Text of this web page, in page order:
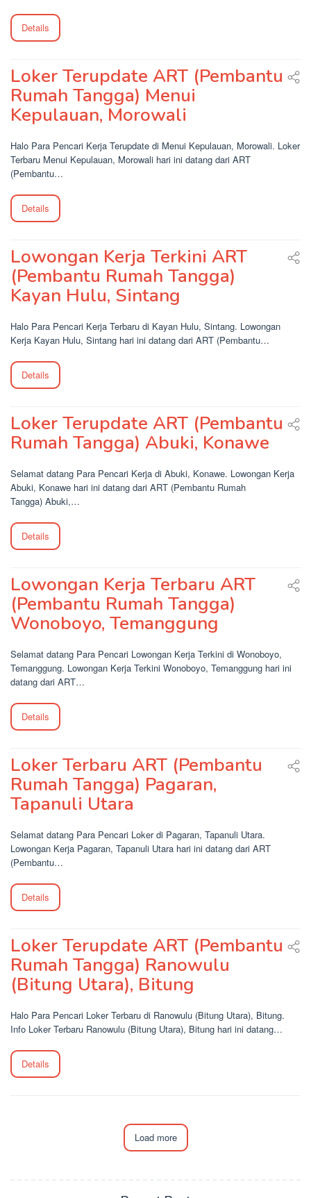
Details
Loker Terupdate ART (Pembantu
Rumah Tangga) Menui
Kepulauan, Morowali
Halo Para Pencari Kerja Terupdate di Menui Kepulauan, Morowali. Loker
Terbaru Menui Kepulauan, Morowali hari ini datang dari ART
(Pembantu…
Details
Lowongan Kerja Terkini ART
(Pembantu Rumah Tangga)
Kayan Hulu, Sintang
Halo Para Pencari Kerja Terbaru di Kayan Hulu, Sintang. Lowongan
Kerja Kayan Hulu, Sintang hari ini datang dari ART (Pembantu…
Details
Loker Terupdate ART (Pembantu
Rumah Tangga) Abuki, Konawe
Selamat datang Para Pencari Kerja di Abuki, Konawe. Lowongan Kerja
Abuki, Konawe hari ini datang dari ART (Pembantu Rumah
Tangga) Abuki,…
Details
Lowongan Kerja Terbaru ART
(Pembantu Rumah Tangga)
Wonoboyo, Temanggung
Selamat datang Para Pencari Lowongan Kerja Terkini di Wonoboyo,
Temanggung. Lowongan Kerja Terkini Wonoboyo, Temanggung hari ini
datang dari ART…
Details
Loker Terbaru ART (Pembantu
Rumah Tangga) Pagaran,
Tapanuli Utara
Selamat datang Para Pencari Loker di Pagaran, Tapanuli Utara.
Lowongan Kerja Pagaran, Tapanuli Utara hari ini datang dari ART
(Pembantu…
Details
Loker Terupdate ART (Pembantu
Rumah Tangga) Ranowulu
(Bitung Utara), Bitung
Halo Para Pencari Loker Terbaru di Ranowulu (Bitung Utara), Bitung.
Info Loker Terbaru Ranowulu (Bitung Utara), Bitung hari ini datang…
Details
Load more